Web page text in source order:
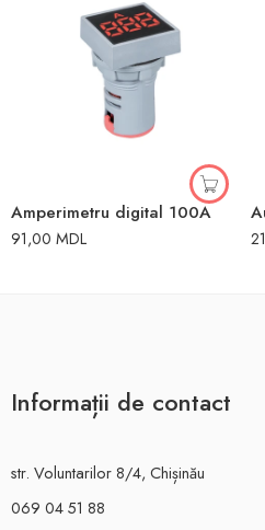
Amperimetru digital 100A
91,00 MDL
Informații de contact
str. Voluntarilor 8/4, Chișinău
069 04 51 88